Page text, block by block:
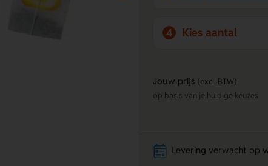
4 Kies aantal
Jouw prijs (excl. BTW)
op basis van je huidige keuzes
Levering verwacht op